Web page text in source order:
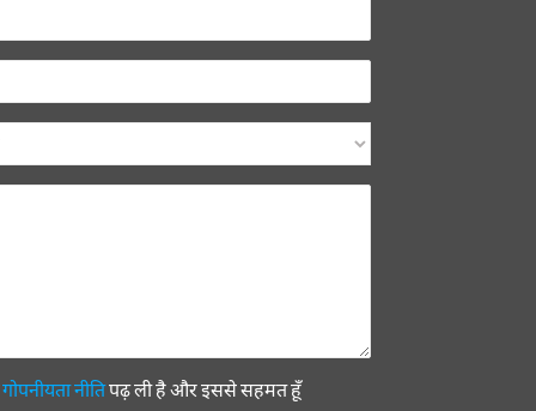
गोपनीयता नीतिपढ़ ली है और इससे सहमत हूँ